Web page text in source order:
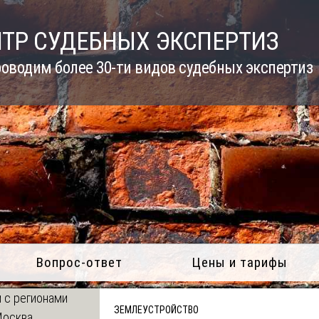
СУДЕБНЫХ ЭКСПЕРТИЗ
более 30-ти видов судебных экспертиз
Вопрос-ответ Цены и тарифы
ЗЕМЛЕУСТРОЙСТВО
регионами